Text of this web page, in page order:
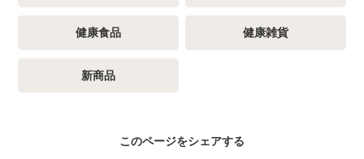
健康食品 健康雑貨
新商品
このページをシェアする